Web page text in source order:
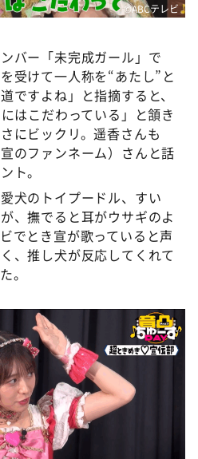
©ABCテレビ
バー「未完成ガール」で
受けて一人称を“あたし”と
ですよね」と指摘すると、
はこだわっている」と頷き
にビックリ。遥香さんも
のファンネーム）さんと話
ト。
犬のトイプードル、すい
、撫でると耳がウサギのよ
でとき宣が歌っていると声
、推し犬が反応してくれて
。